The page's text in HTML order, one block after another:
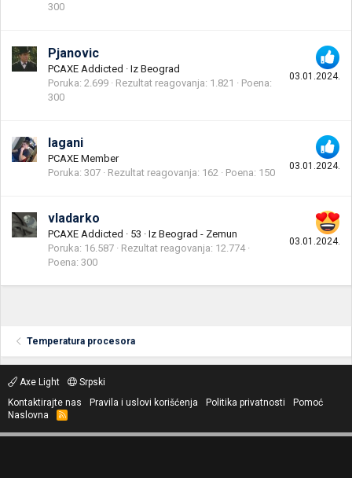
300
03.01.2024.
Pjanovic
PCAXE Addicted · Iz Beograd
Poruka 2.699 Rezultat reagovanja 1.821
Poena
300
03.01.2024.
lagani
PCAXE Member
Poruka 307 Rezultat reagovanja 162 Poena 150
03.01.2024.
vladarko
PCAXE Addicted · 53 · Iz Beograd - Zemun
Poruka 16.587 Rezultat reagovanja 12.774
Poena 300
Temperatura procesora
Axe Light
Srpski
Kontaktirajte nas
Pravila i uslovi korišćenja Politika privatnosti
Pomoć
Naslovna
R
S